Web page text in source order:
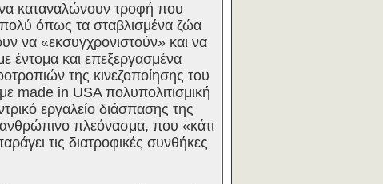
καταναλώνουν τροφή που
όπως τα σταβλισμένα ζώα
να «εκσυγχρονιστούν» και να
έντομα και επεξεργασμένα
της κινεζοποίησης του
made in USA πολυπολιτισμική
εργαλείο διάσπασης της
πλεόνασμα, που «κάτι
τις διατροφικές συνθήκες